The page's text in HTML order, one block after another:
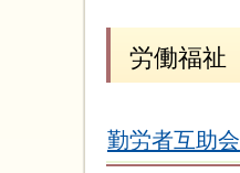
労働福祉
勤労者互助会